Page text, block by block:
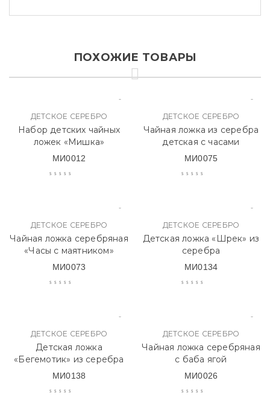
ПОХОЖИЕ ТОВАРЫ
ДЕТСКОЕ СЕРЕБРО
Набор детских чайных
ложек «Мишка»
МИ0012
ДЕТСКОЕ СЕРЕБРО
Чайная ложка из серебра
детская с часами
МИ0075
ДЕТСКОЕ СЕРЕБРО
Чайная ложка серебряная
«Часы с маятником»
МИ0073
ДЕТСКОЕ СЕРЕБРО
Детская ложка «Шрек» из
серебра
МИ0134
ДЕТСКОЕ СЕРЕБРО
Детская ложка
«Бегемотик» из серебра
МИ0138
ДЕТСКОЕ СЕРЕБРО
Чайная ложка серебряная
с баба ягой
МИ0026